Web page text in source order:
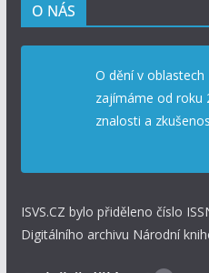
O NÁS
O dění v oblastech
zajímáme od roku
znalosti a
ISVS.CZ bylo přiděleno číslo
Digitálního archivu Národní